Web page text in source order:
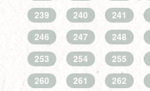
239
240 241
246
247 248
253
254 255
260
261 262